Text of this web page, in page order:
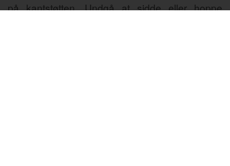
på kantstøtten. Undgå at sidde eller hoppe